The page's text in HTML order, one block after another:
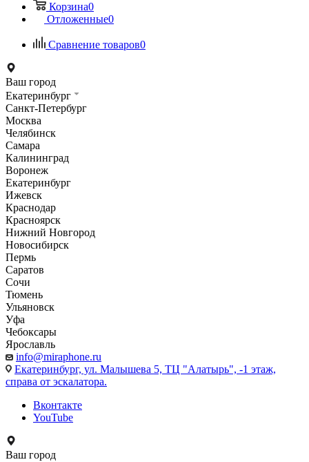
Корзина0
Отложенные0
Сравнение товаров0
Ваш город
Екатеринбург
Санкт-Петербург
Москва
Челябинск
Самара
Калининград
Воронеж
Екатеринбург
Ижевск
Краснодар
Красноярск
Нижний Новгород
Новосибирск
Пермь
Саратов
Сочи
Тюмень
Ульяновск
Уфа
Чебоксары
Ярославль
info@miraphone.ru
Екатеринбург, ул. Малышева 5, ТЦ "Алатырь", -1 этаж,
справа от эскалатора.
Вконтакте
YouTube
Ваш город